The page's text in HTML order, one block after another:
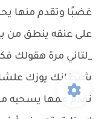
غضبًا وتقدم منها
على عنقه ينطق من
_لتاني مرة هقولك
شيطانك يوزك
تقدم عمها يسحبه